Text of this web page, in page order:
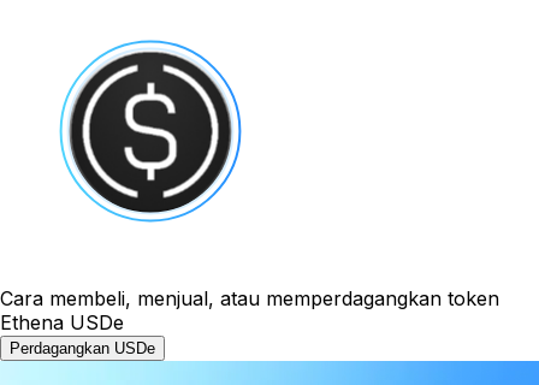
Cara membeli, menjual, atau memperdagangkan token
Ethena USDe
Perdagangkan USDe